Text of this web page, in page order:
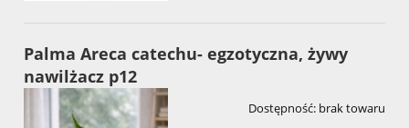
Palma Areca catechu- egzotyczna, żywy
nawilżacz p12
Dostępność: brak towaru